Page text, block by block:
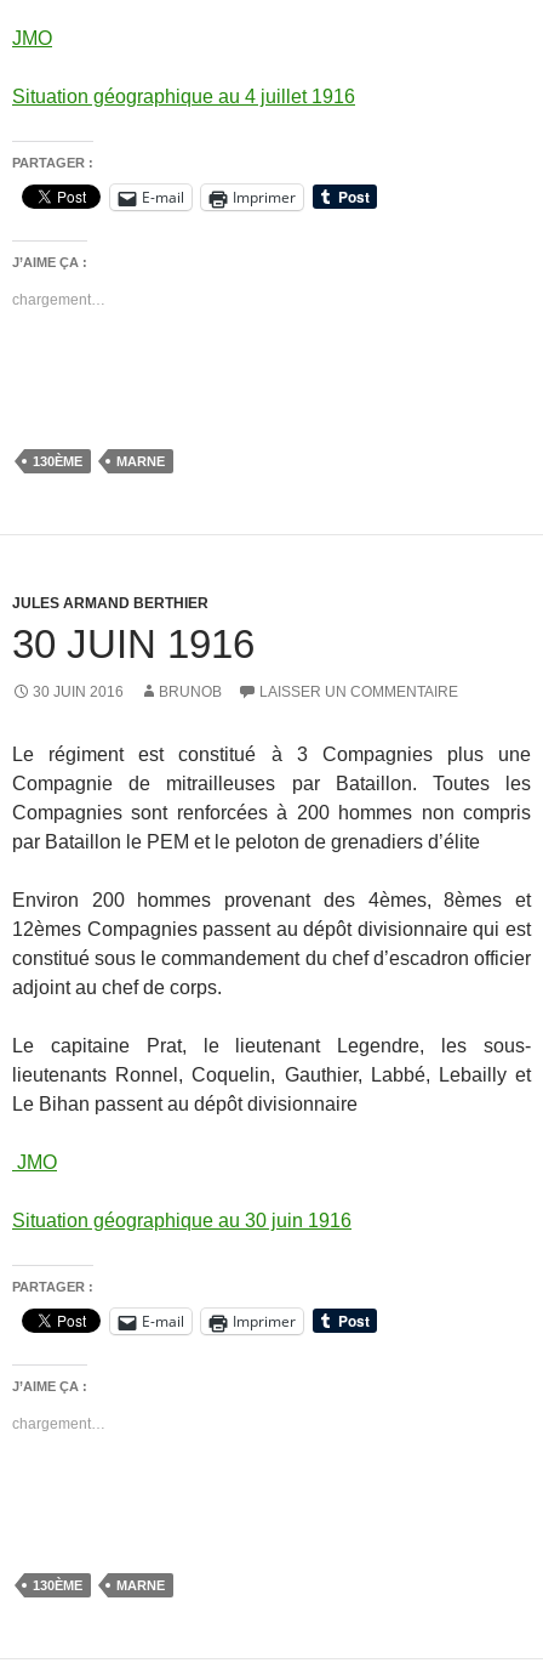
JMO
Situation géographique au 4 juillet 1916
PARTAGER :
E-mail Imprimer
J’AIME ÇA :
chargement…
130ÈME MARNE
JULES ARMAND BERTHIER
30 JUIN 1916
30 JUIN 2016 BRUNOB LAISSER UN COMMENTAIRE
Le régiment est constitué à 3 Compagnies plus une
Compagnie de mitrailleuses par Bataillon. Toutes les
Compagnies sont renforcées à 200 hommes non compris
par Bataillon le PEM et le peloton de grenadiers d’élite
Environ 200 hommes provenant des 4èmes, 8èmes et
12èmes Compagnies passent au dépôt divisionnaire qui est
constitué sous le commandement du chef d’escadron officier
adjoint au chef de corps.
Le capitaine Prat, le lieutenant Legendre, les sous-
lieutenants Ronnel, Coquelin, Gauthier, Labbé, Lebailly et
Le Bihan passent au dépôt divisionnaire
JMO
Situation géographique au 30 juin 1916
PARTAGER :
E-mail Imprimer
J’AIME ÇA :
chargement…
130ÈME MARNE